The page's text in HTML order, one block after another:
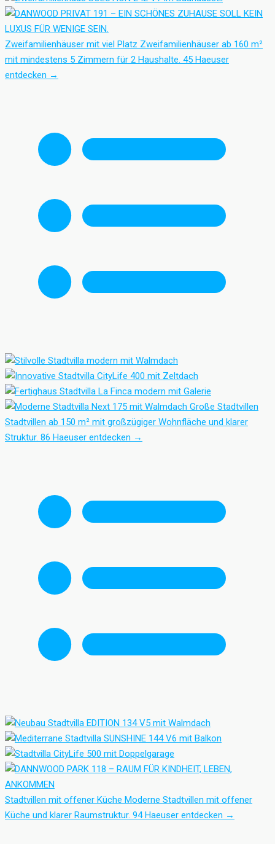
Zweifamilienhäuser mit viel Platz Zweifamilienhäuser ab 160 m²
mit mindestens 5 Zimmern für 2 Haushalte. 45 Haeuser
entdecken →
Große Stadtvillen
Stadtvillen ab 150 m² mit großzügiger Wohnfläche und klarer
Struktur. 86 Haeuser entdecken →
Stadtvillen mit offener Küche Moderne Stadtvillen mit offener
Küche und klarer Raumstruktur. 94 Haeuser entdecken →